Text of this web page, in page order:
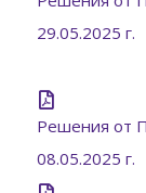
29.05.2025 г.
Решения от
08.05.2025 г.